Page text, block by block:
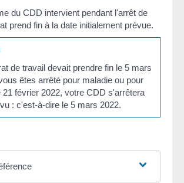
du CDD intervient pendant l'arrêt de
prend fin à la date initialement prévue.
de travail devait prendre fin le 5 mars
êtes arrêté pour maladie ou pour
février 2022, votre CDD s'arrêtera
: c'est-à-dire le 5 mars 2022.